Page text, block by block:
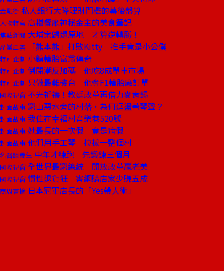
金融街 私人銀行大降理財門檻的幕後盤算
人物特寫 高檔餐廳神秘金主的美食筆記
焦點新聞 大埔案歸還原地 才算逆轉勝！
產業風雲 「熊本熊」打敗Kitty 推手竟是小公僕
特別企劃 小鎮輪胎富翁傳奇
特別企劃 倒閉潮反加碼 他吃8成單車市場
特別企劃 只做最難機台 他奪F1輪胎廠訂單
國際視窗 不光祈禱！教廷改革再借力麥肯錫
封面故事 窮山惡水旁的村落，為何迴盪著琴聲？
封面故事 我住在幸福村音樂巷520號
封面故事 她最長的一次假 竟是病假
封面故事 他們用手工琴 拉拔一整個村
名醫談養生 中年才練跑 先鍛鍊三個月
國際視窗 全世界最窮總統 開放改革贏老美
國際視窗 慣性退貨狂 害網購店家少賺五成
商周書摘 日本冠軍店長的「Yes帶人術」